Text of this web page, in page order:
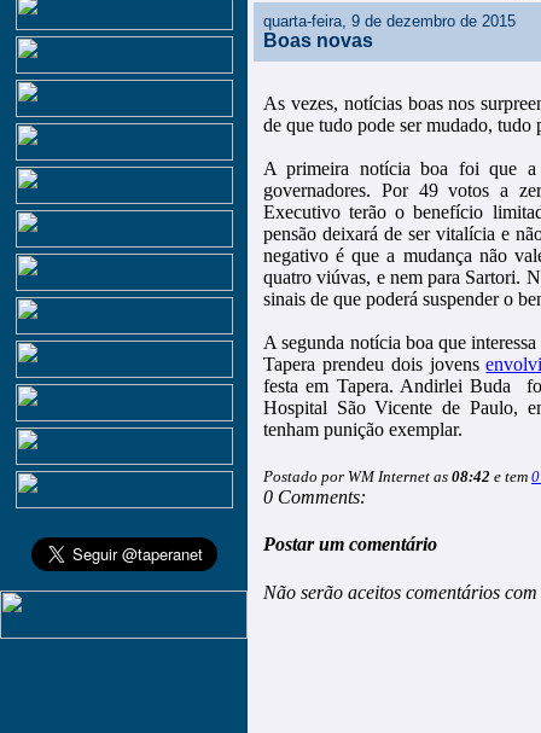
quarta-feira, 9 de dezembro de 2015
Boas novas
As vezes, notícias boas nos
de que tudo pode ser mudado, tudo
A primeira notícia boa foi que a
governadores. Por 49 votos a
Executivo terão o benefício
pensão deixará de ser vitalícia e
negativo é que a mudança não
quatro viúvas, e nem para Sartori.
sinais de que poderá suspender o
A segunda notícia boa que
Tapera prendeu dois jovens
festa em Tapera. Andirlei Buda
Hospital São Vicente de Paulo,
tenham punição exemplar.
Postado por WM Internet as 08:42 e tem
0 Comments:
Postar um comentário
Não serão aceitos comentários